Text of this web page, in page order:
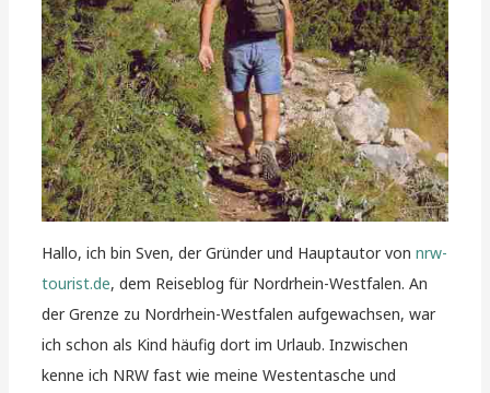
Hallo, ich bin Sven, der Gründer und Hauptautor vonnrw-
tourist.de, dem Reiseblog für Nordrhein-Westfalen. An
der Grenze zu Nordrhein-Westfalen aufgewachsen, war
ich schon als Kind häufig dort im Urlaub. Inzwischen
kenne ich NRW fast wie meine Westentasche und